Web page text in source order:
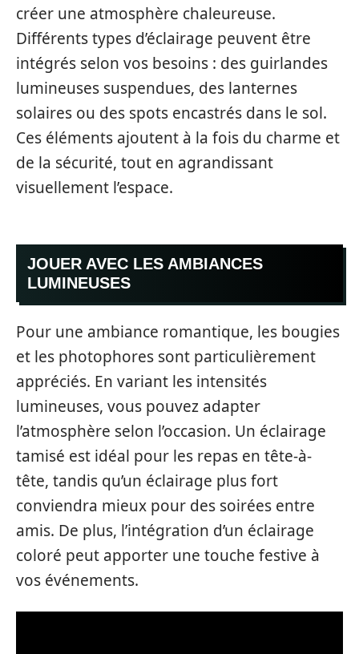
créer une atmosphère chaleureuse.
Différents types d’éclairage peuvent être
intégrés selon vos besoins : des guirlandes
lumineuses suspendues, des lanternes
solaires ou des spots encastrés dans le sol.
Ces éléments ajoutent à la fois du charme et
de la sécurité, tout en agrandissant
visuellement l’espace.
JOUER AVEC LES AMBIANCES
LUMINEUSES
Pour une ambiance romantique, les bougies
et les photophores sont particulièrement
appréciés. En variant les intensités
lumineuses, vous pouvez adapter
l’atmosphère selon l’occasion. Un éclairage
tamisé est idéal pour les repas en tête-à-
tête, tandis qu’un éclairage plus fort
conviendra mieux pour des soirées entre
amis. De plus, l’intégration d’un éclairage
coloré peut apporter une touche festive à
vos événements.